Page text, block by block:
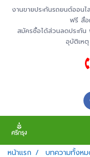
งานขายประกันรถยนต์ออน
ฟรี สื่อ
สมัครซื้อได้ส่วนลดประกัน
อุบัติเห
หน้าแรก บทความทั้งห